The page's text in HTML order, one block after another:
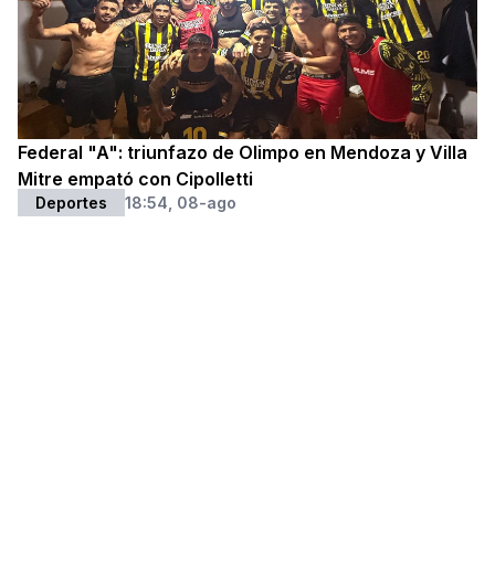
Federal "A": triunfazo de Olimpo en Mendoza y Villa
Mitre empató con Cipolletti
Deportes 18:54, 08-ago